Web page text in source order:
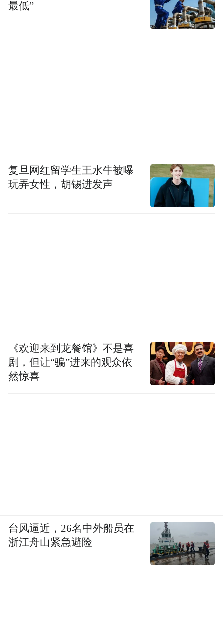
最低”
复旦网红留学生王水牛被曝
玩弄女性，胡锡进发声
《欢迎来到龙餐馆》不是喜
剧，但让“骗”进来的观众依
然惊喜
台风逼近，26名中外船员在
浙江舟山紧急避险